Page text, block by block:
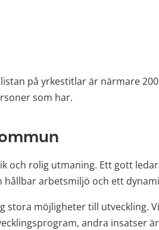
på yrkestitlar är närmare
som har.
och rolig utmaning. Ett gott
hållbar arbetsmiljö och ett
stora möjligheter till utveckling.
andra insatser